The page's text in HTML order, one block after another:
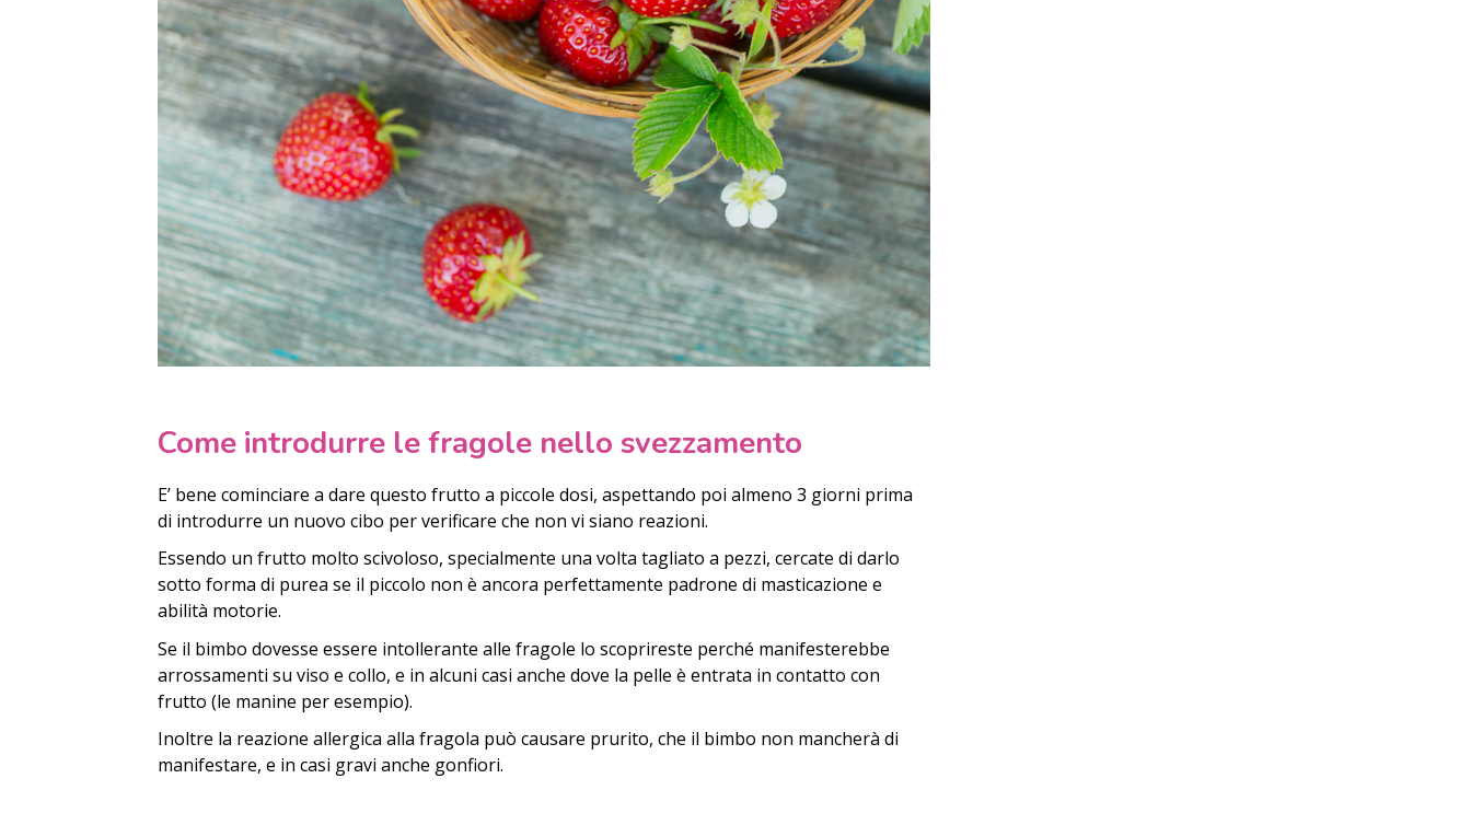
Come introdurre le fragole nello svezzamento
E’ bene cominciare a dare questo frutto a piccole dosi, aspettando poi almeno 3 giorni prima
di introdurre un nuovo cibo per verificare che non vi siano reazioni.
Essendo un frutto molto scivoloso, specialmente una volta tagliato a pezzi, cercate di darlo
sotto forma di purea se il piccolo non è ancora perfettamente padrone di masticazione e
abilità motorie.
Se il bimbo dovesse essere intollerante alle fragole lo scoprireste perché manifesterebbe
arrossamenti su viso e collo, e in alcuni casi anche dove la pelle è entrata in contatto con
frutto (le manine per esempio).
Inoltre la reazione allergica alla fragola può causare prurito, che il bimbo non mancherà di
manifestare, e in casi gravi anche gonfiori.